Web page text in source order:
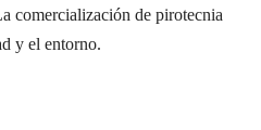
comercialización de pirotecnia
y el entorno.